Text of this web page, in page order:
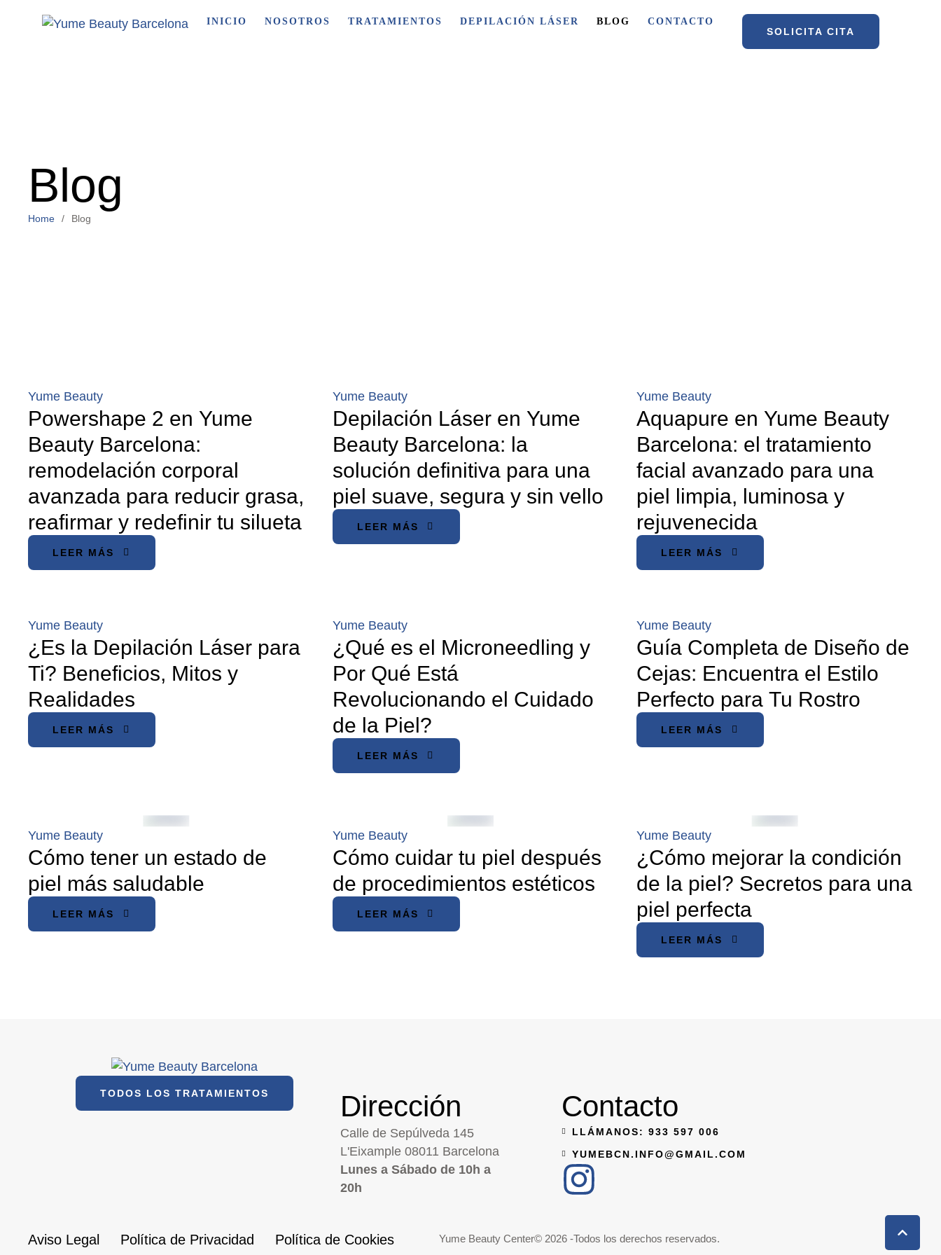
INICIO NOSOTROS TRATAMIENTOS DEPILACIÓN LÁSER BLOG CONTACTO
SOLICITA CITA
Blog
Home / Blog
Yume Beauty
Powershape 2 en Yume
Beauty Barcelona:
remodelación corporal
avanzada para reducir grasa,
reafirmar y redefinir tu silueta
LEER MÁS
Yume Beauty
Depilación Láser en Yume
Beauty Barcelona: la
solución definitiva para una
piel suave, segura y sin vello
LEER MÁS
Yume Beauty
Aquapure en Yume Beauty
Barcelona: el tratamiento
facial avanzado para una
piel limpia, luminosa y
rejuvenecida
LEER MÁS
Yume Beauty
¿Es la Depilación Láser para
Ti? Beneficios, Mitos y
Realidades
LEER MÁS
Yume Beauty
¿Qué es el Microneedling y
Por Qué Está
Revolucionando el Cuidado
de la Piel?
LEER MÁS
Yume Beauty
Guía Completa de Diseño de
Cejas: Encuentra el Estilo
Perfecto para Tu Rostro
LEER MÁS
Yume Beauty
Cómo tener un estado de
piel más saludable
LEER MÁS
Yume Beauty
Cómo cuidar tu piel después
de procedimientos estéticos
LEER MÁS
Yume Beauty
¿Cómo mejorar la condición
de la piel? Secretos para una
piel perfecta
LEER MÁS
TODOS LOS TRATAMIENTOS Dirección
Calle de Sepúlveda 145
L'Eixample 08011 Barcelona
Lunes a Sábado de 10h a
20h
Contacto
LLÁMANOS: 933 597 006
YUMEBCN.INFO@GMAIL.COM
Aviso Legal Política de Privacidad Política de Cookies Yume Beauty Center© 2026 -Todos los derechos reservados.